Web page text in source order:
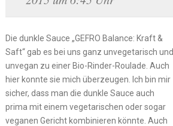
Die dunkle Sauce „GEFRO Balance: Kraft &
Saft“ gab es bei uns ganz unvegetarisch und
unvegan zu einer Bio-Rinder-Roulade. Auch
hier konnte sie mich überzeugen. Ich bin mir
sicher, dass man die dunkle Sauce auch
prima mit einem vegetarischen oder sogar
veganen Gericht kombinieren könnte. Auch